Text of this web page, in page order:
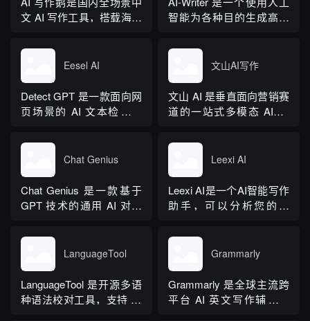
范文库、实时更新素材
撰写、文稿合...
台覆盖 20 余个行业领域、
文 AI 写作工具，搭载海量
公文、学术论文、电商短
视频、新媒体、文学创
作、多行业策划等上百类
场景，集成伪原创改写、
图生文、多语言翻译、
智能为各种目的生成高质
论您是需要撰写博客文
章、产品描述、登录页面
还是研究论文。
Eesel AI
Detect GPT 是一款面向网
页场景的 AI 文本检测工
主，核心能力是实时扫描
网页文字，甄别 GPT 系列
大模型产出内容，依托斯
坦福零样本概率曲率检测
技术，无需针对新模型重
文山AI写作
文山 AI 是垂直面向营销赛
道的一站式多模态 AIGC
成，依托深度学习算法学
习用户创作风格，适配新
闻稿、产品文案、广告宣
传等各类营销文体。内置
十大类海量行业模板，覆
Chat Genius
Chat Genius 是一款基于
GPT 技术的通用 AI 对话
言处理能力实现图文双向
交互，支持自定义专属个
性化 AI 助理，覆盖问答查
询、内容创作、生活事务
辅助等场景。产品采用金
Leexi AI
Leexi AI是一个AI智能写作
助手，可以分析您的文
本的反馈和建议，帮助您
纠正语法、拼写和标点符
号错误等。
LanguageTool
LanguageTool 是开源多语
种语法校对工具，支持 30
Grammarly
Grammarly 是全球主流跨
平台 AI 英文写作辅助工